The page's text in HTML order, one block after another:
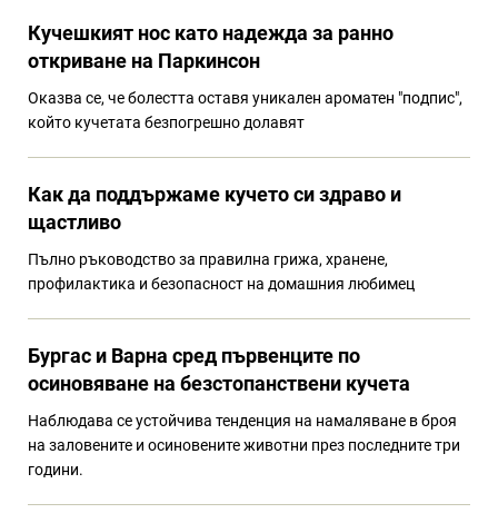
Кучешкият нос като надежда за ранно
откриване на Паркинсон
Оказва се, че болестта оставя уникален ароматен "подпис",
който кучетата безпогрешно долавят
Как да поддържаме кучето си здраво и
щастливо
Пълно ръководство за правилна грижа, хранене,
профилактика и безопасност на домашния любимец
Бургас и Варна сред първенците по
осиновяване на безстопанствени кучета
Наблюдава се устойчива тенденция на намаляване в броя
на заловените и осиновените животни през последните три
години.